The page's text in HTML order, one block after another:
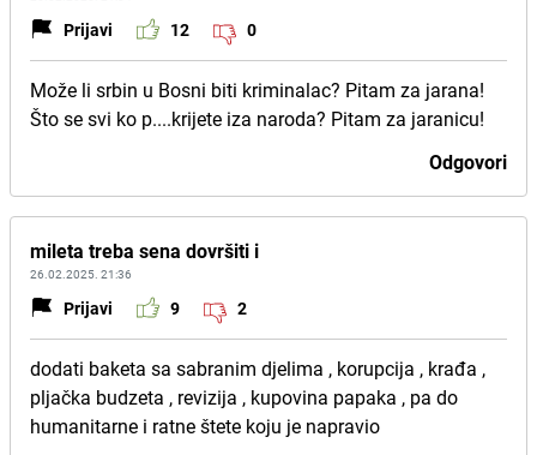
Prijavi 12 0
Može li srbin u Bosni biti kriminalac? Pitam za jarana!
Što se svi ko p....krijete iza naroda? Pitam za jaranicu!
Odgovori
mileta treba sena dovršiti i
26.02.2025. 21:36
Prijavi 9 2
dodati baketa sa sabranim djelima , korupcija , krađa ,
pljačka budzeta , revizija , kupovina papaka , pa do
humanitarne i ratne štete koju je napravio